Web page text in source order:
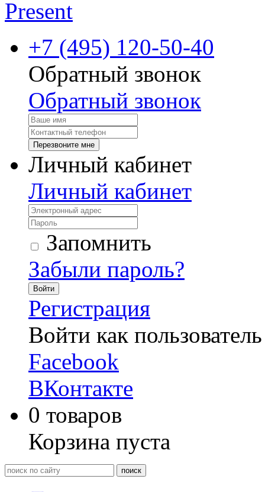
+7 (495) 120-50-40
Обратный звонок
Обратный звонок
Перезвоните мне
Личный кабинет
Личный кабинет
Запомнить
Забыли пароль?
Войти
Регистрация
Войти как пользователь
Facebook
ВКонтакте
0 товаров
Корзина пуста